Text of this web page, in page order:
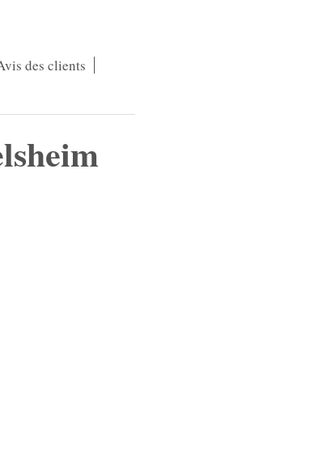
des clients